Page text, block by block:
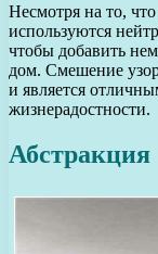
Несмотря на то,
используются
чтобы добавить
дом. Смешение
и является
жизнерадостности.
Абстракция